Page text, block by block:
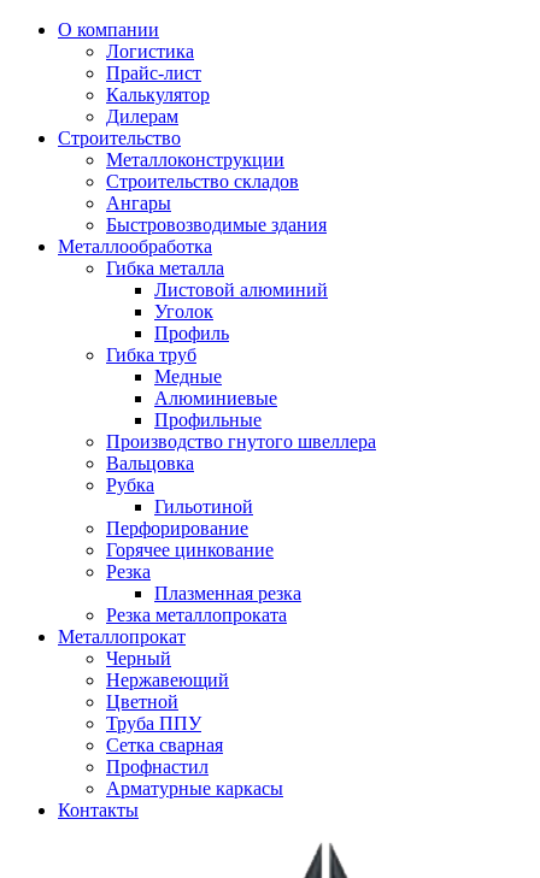
О компании
Логистика
Прайс-лист
Калькулятор
Дилерам
Строительство
Металлоконструкции
Строительство складов
Ангары
Быстровозводимые здания
Металлообработка
Гибка металла
Листовой алюминий
Уголок
Профиль
Гибка труб
Медные
Алюминиевые
Профильные
Производство гнутого швеллера
Вальцовка
Рубка
Гильотиной
Перфорирование
Горячее цинкование
Резка
Плазменная резка
Резка металлопроката
Металлопрокат
Черный
Нержавеющий
Цветной
Труба ППУ
Сетка сварная
Профнастил
Арматурные каркасы
Контакты